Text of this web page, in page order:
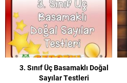
4. Sınıf Dünya’mızın
Hareketleri Testleri